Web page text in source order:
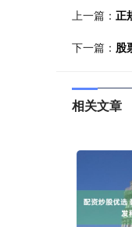
上一篇： 正
下一篇： 股
相关文章